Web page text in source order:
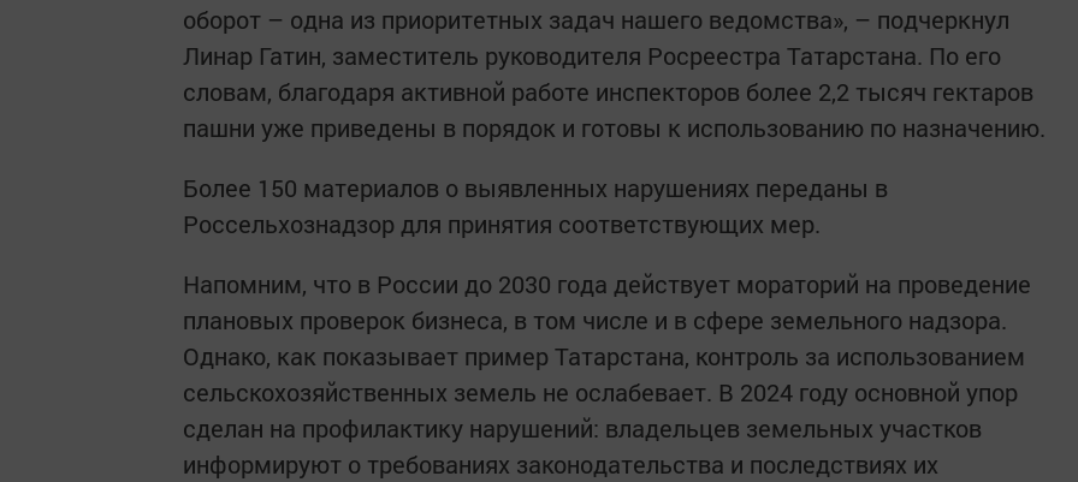
оборот – одна из приоритетных задач нашего ведомства», – подчеркнул
Линар Гатин, заместитель руководителя Росреестра Татарстана. По его
словам, благодаря активной работе инспекторов более 2,2 тысяч гектаров
пашни уже приведены в порядок и готовы к использованию по назначению.
Более 150 материалов о выявленных нарушениях переданы в
Россельхознадзор для принятия соответствующих мер.
Напомним, что в России до 2030 года действует мораторий на проведение
плановых проверок бизнеса, в том числе и в сфере земельного надзора.
Однако, как показывает пример Татарстана, контроль за использованием
сельскохозяйственных земель не ослабевает. В 2024 году основной упор
сделан на профилактику нарушений: владельцев земельных участков
информируют о требованиях законодательства и последствиях их